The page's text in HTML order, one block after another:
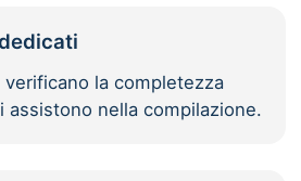
la completezza
assistono nella compilazione.